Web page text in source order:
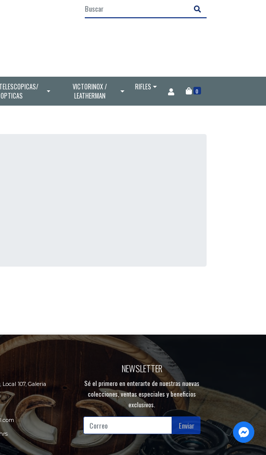
OPTICAS
VICTORINOX /
LEATHERMAN
RIFLES 0
107, Galeria
NEWSLETTER
Sé el primero en enterarte de nuestras nuevas
colecciones, ventas especiales y beneficios
exclusivos.
Enviar